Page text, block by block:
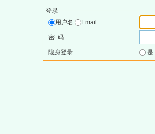
登录
用户名
Email
密 码
隐身登录